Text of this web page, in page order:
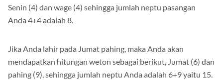
Senin (4) dan wage (4) sehingga jumlah neptu pasangan
Anda 4+4 adalah 8.
Jika Anda lahir pada Jumat pahing, maka Anda akan
mendapatkan hitungan weton sebagai berikut, Jumat (6) dan
pahing (9), sehingga jumlah neptu Anda adalah 6+9 yaitu 15.